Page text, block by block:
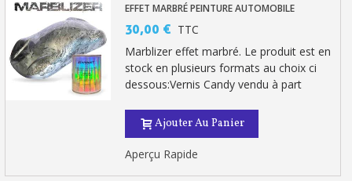
EFFET MARBRÉ PEINTURE AUTOMOBILE
30,00 € TTC
Marblizer effet marbré. Le produit est en
stock en plusieurs formats au choix ci
dessous:Vernis Candy vendu à part
Ajouter Au Panier
Aperçu Rapide